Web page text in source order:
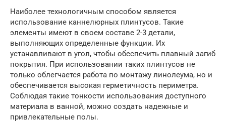
Наиболее технологичным способом является
использование каннелюрных плинтусов. Такие
элементы имеют в своем составе 2-3 детали,
выполняющих определенные функции. Их
устанавливают в угол, чтобы обеспечить плавный загиб
покрытия. При использовании таких плинтусов не
только облегчается работа по монтажу линолеума, но и
обеспечивается высокая герметичность периметра.
Соблюдая такие тонкости использования доступного
материала в ванной, можно создать надежные и
привлекательные полы.